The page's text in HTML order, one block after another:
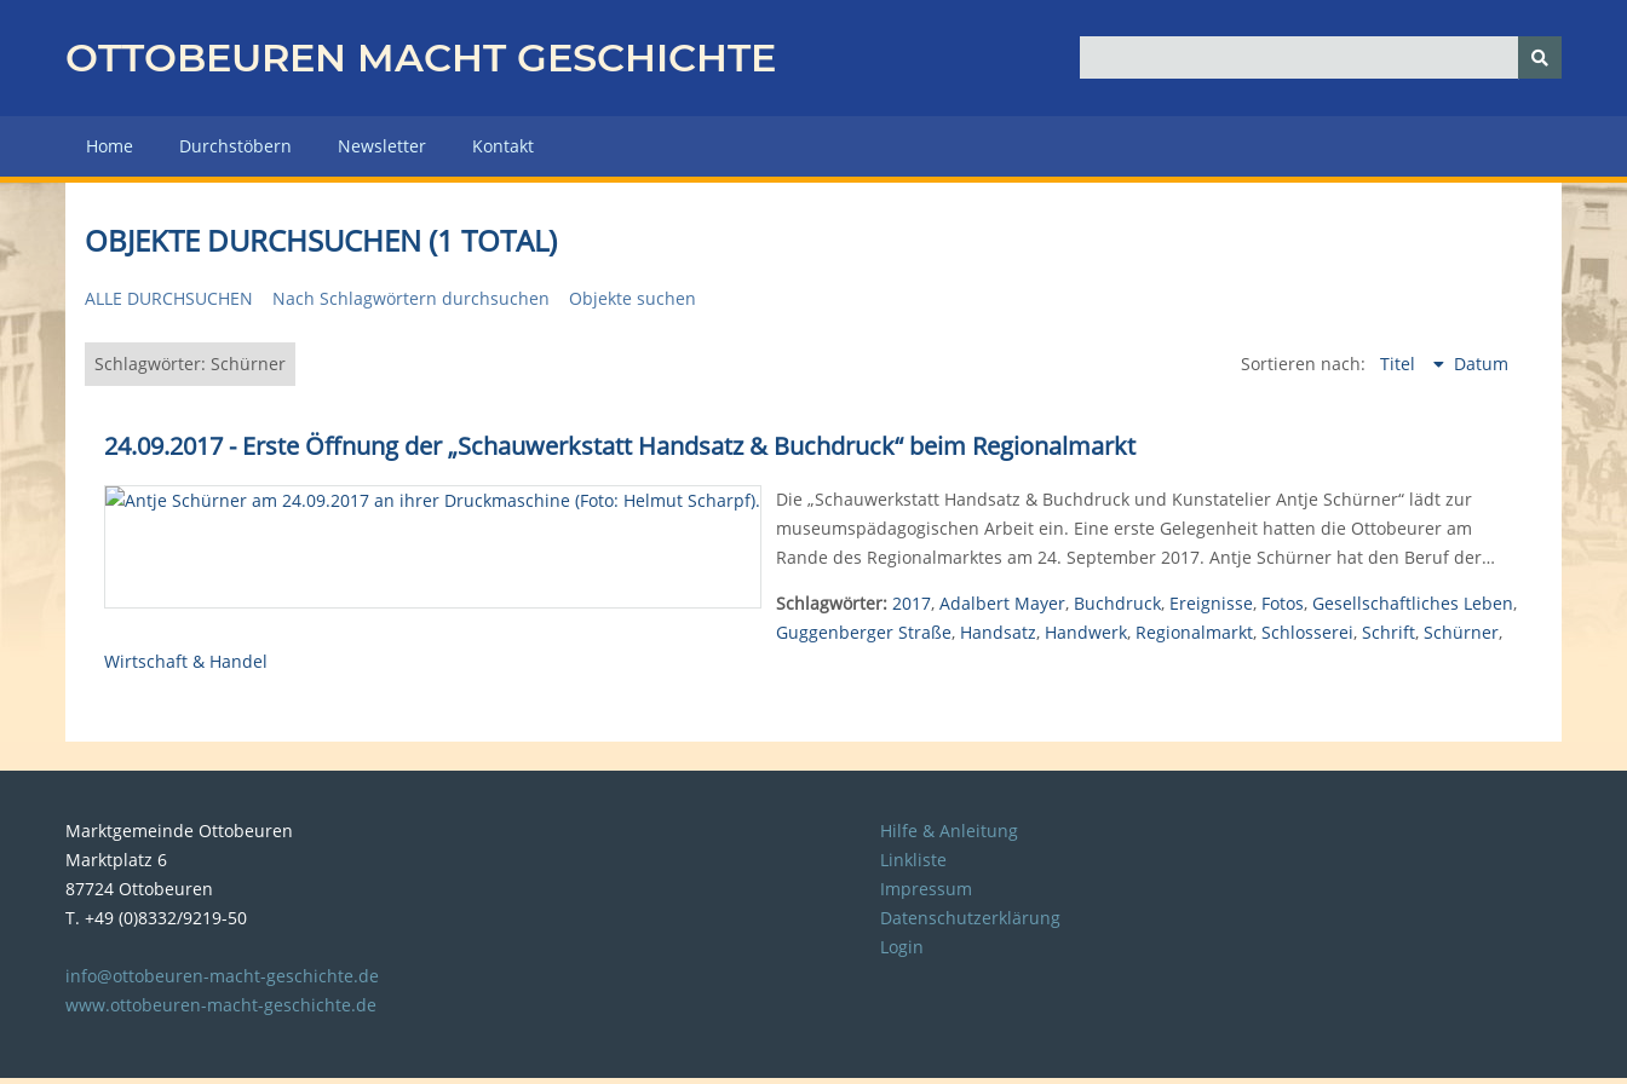
z
r
H
u
p
e
OTTOBEUREN MACHT GESCHICHTE
Home Durchstöbern Newsletter Kontakt
OBJEKTE DURCHSUCHEN (1 TOTAL)
ALLE DURCHSUCHEN Nach Schlagwörtern durchsuchen Objekte suchen
Schlagwörter: Schürner Sortieren nach: Titel Datum
24.09.2017 - Erste Öffnung der „Schauwerkstatt Handsatz & Buchdruck“ beim Regionalmarkt
Die „Schauwerkstatt Handsatz & Buchdruck und Kunstatelier Antje Schürner“ lädt zur
museumspädagogischen Arbeit ein. Eine erste Gelegenheit hatten die Ottobeurer am
Rande des Regionalmarktes am 24. September 2017. Antje Schürner hat den Beruf der…
Schlagwörter: 2017, Adalbert Mayer, Buchdruck, Ereignisse, Fotos, Gesellschaftliches Leben,
Guggenberger Straße, Handsatz, Handwerk, Regionalmarkt, Schlosserei, Schrift, Schürner,
Wirtschaft & Handel
Marktgemeinde Ottobeuren
Marktplatz 6
87724 Ottobeuren
T. +49 (0)8332/9219-50
info@ottobeuren-macht-geschichte.de
www.ottobeuren-macht-geschichte.de
Hilfe & Anleitung
Linkliste
Impressum
Datenschutzerklärung
Login